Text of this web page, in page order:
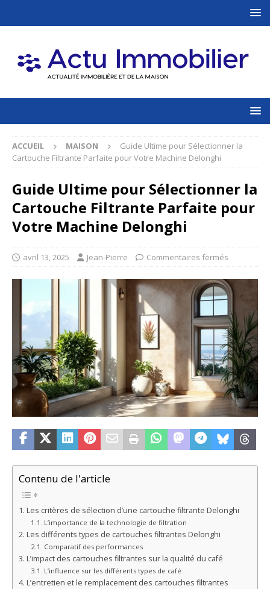
ACCUEIL MAISON
Guide Ultime pour Sélectionner la
Cartouche Filtrante Parfaite pour Votre Machine Delonghi
Guide Ultime pour Sélectionner la
Cartouche Filtrante Parfaite pour
Votre Machine Delonghi
avril 13, 2025 Jean-Pierre Commentaires fermés
Contenu de l'article
Les critères de sélection d’une cartouche filtrante Delonghi
L’importance de la technologie de filtration
Les différents types de cartouches filtrantes Delonghi
Comparatif des performances
L’impact des cartouches filtrantes sur la qualité du café
L’influence sur les différents types de café
L’entretien et le remplacement des cartouches filtrantes